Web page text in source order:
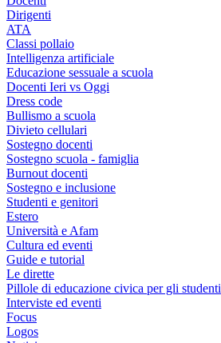
Dirigenti
ATA
Classi pollaio
Intelligenza artificiale
Educazione sessuale a scuola
Docenti Ieri vs Oggi
Dress code
Bullismo a scuola
Divieto cellulari
Sostegno docenti
Sostegno scuola - famiglia
Burnout docenti
Sostegno e inclusione
Studenti e genitori
Estero
Università e Afam
Cultura ed eventi
Guide e tutorial
Le dirette
Pillole di educazione civica per gli studenti
Interviste ed eventi
Focus
Logos